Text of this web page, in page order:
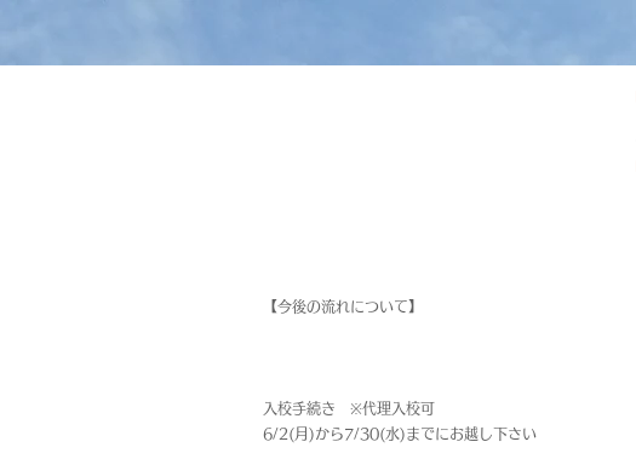
【今後の流れについて】
入校手続き ※代理入校可
6/2(月)から7/30(水)までにお越し下さい